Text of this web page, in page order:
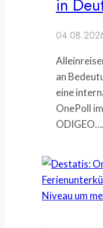
in
an
eine
OnePoll
ODIGEO….